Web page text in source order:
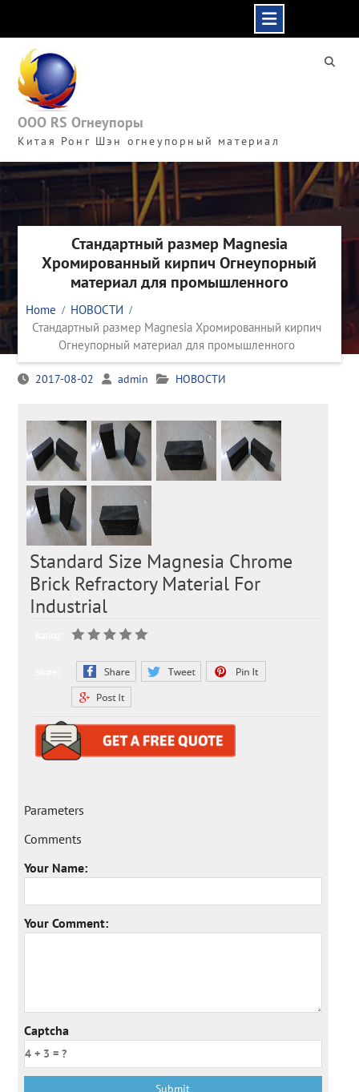
content
ООО RS Огнеупоры
Китая Ронг Шэн огнеупорный материал
Стандартный размер Magnesia
Хромированный кирпич Огнеупорный
материал для промышленного
Home
НОВОСТИ
Стандартный размер Magnesia Хромированный кирпич
Огнеупорный материал для промышленного
2017-08-02 admin НОВОСТИ
Standard Size Magnesia Chrome
Brick Refractory Material For
Industrial
Parameters
Comments
Your Name:
Your Comment:
Captcha